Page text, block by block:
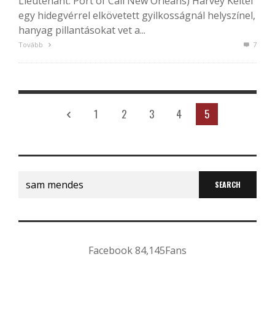
egy hidegvérrel elkövetett gyilkosságnál helyszínel,
hanyag pillantásokat vet a...
Tovább 7
1 2 3 4 5
for:
Facebook84,145Fans